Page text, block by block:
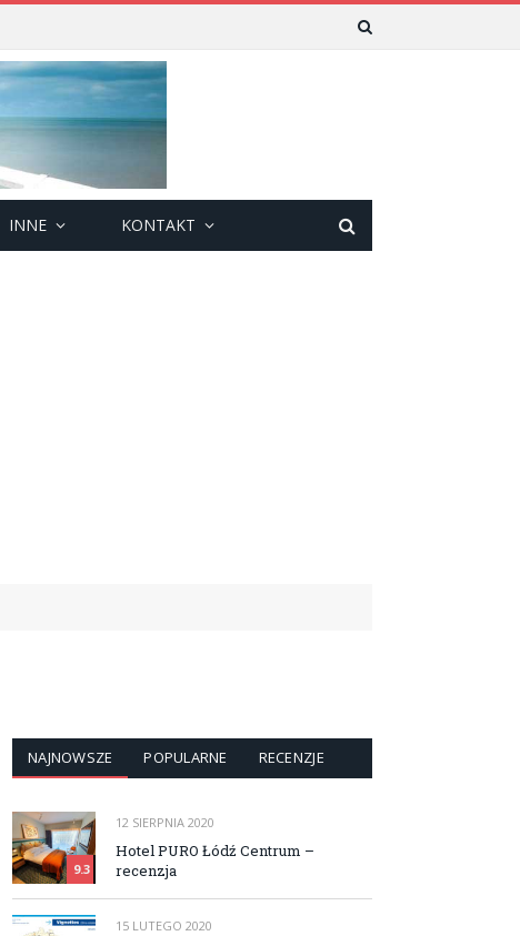
INNE KONTAKT
NAJNOWSZE POPULARNE RECENZJE
9.3
12 SIERPNIA 2020
Hotel PURO Łódź Centrum –
recenzja
15 LUTEGO 2020